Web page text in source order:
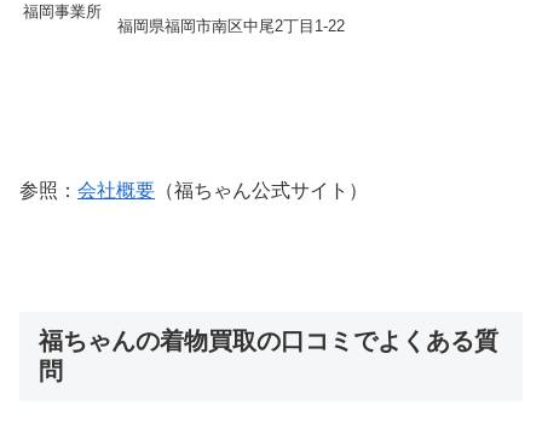
福岡事業所
福岡県福岡市南区中尾2丁目1-22
参照： 会社概要 （福ちゃん公式サイト）
福ちゃんの着物買取の口コミでよくある質
問